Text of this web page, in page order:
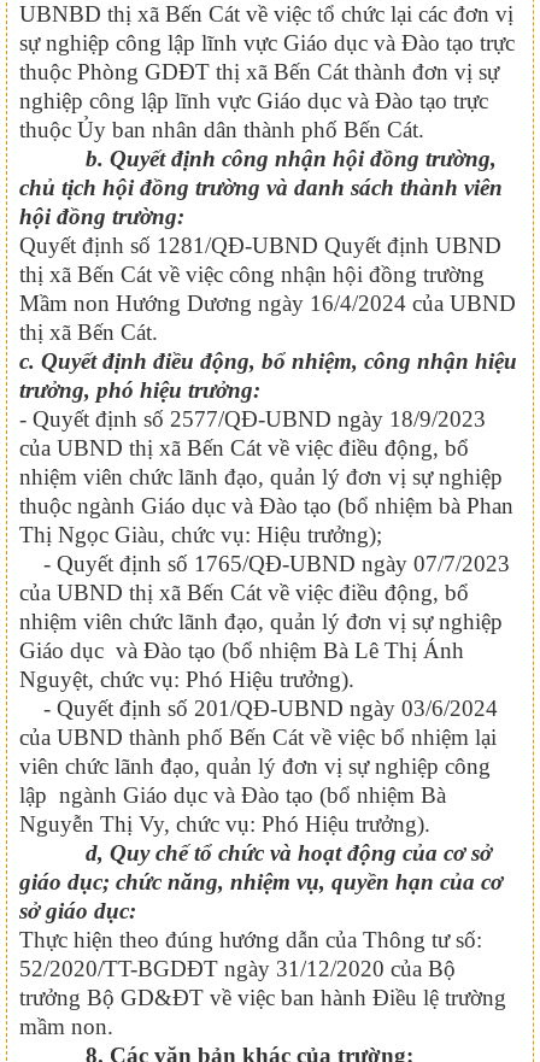
UBNBD thị xã Bến Cát về việc tổ chức lại các đơn vị
sự nghiệp công lập lĩnh vực Giáo dục và Đào tạo trực
thuộc Phòng GDĐT thị xã Bến Cát thành đơn vị sự
nghiệp công lập lĩnh vực Giáo dục và Đào tạo trực
thuộc Ủy ban nhân dân thành phố Bến Cát.
b. Quyết định công nhận hội đồng trường,
chủ tịch hội đồng trường và danh sách thành viên
hội đồng trường:
Quyết định số 1281/QĐ-UBND Quyết định UBND
thị xã Bến Cát về việc công nhận hội đồng trường
Mầm non Hướng Dương ngày 16/4/2024 của UBND
thị xã Bến Cát.
c. Quyết định điều động, bổ nhiệm, công nhận hiệu
trưởng, phó hiệu trưởng:
- Quyết định số 2577/QĐ-UBND ngày 18/9/2023
của UBND thị xã Bến Cát về việc điều động, bổ
nhiệm viên chức lãnh đạo, quản lý đơn vị sự nghiệp
thuộc ngành Giáo dục và Đào tạo (bổ nhiệm bà Phan
Thị Ngọc Giàu, chức vụ: Hiệu trưởng);
- Quyết định số 1765/QĐ-UBND ngày 07/7/2023
của UBND thị xã Bến Cát về việc điều động, bổ
nhiệm viên chức lãnh đạo, quản lý đơn vị sự nghiệp
Giáo dục và Đào tạo (bổ nhiệm Bà Lê Thị Ánh
Nguyệt, chức vụ: Phó Hiệu trưởng).
- Quyết định số 201/QĐ-UBND ngày 03/6/2024
của UBND thành phố Bến Cát về việc bổ nhiệm lại
viên chức lãnh đạo, quản lý đơn vị sự nghiệp công
lập ngành Giáo dục và Đào tạo (bổ nhiệm Bà
Nguyễn Thị Vy, chức vụ: Phó Hiệu trưởng).
d, Quy chế tổ chức và hoạt động của cơ sở
giáo dục; chức năng, nhiệm vụ, quyền hạn của cơ
sở giáo dục:
Thực hiện theo đúng hướng dẫn của Thông tư số:
52/2020/TT-BGDĐT ngày 31/12/2020 của Bộ
trưởng Bộ GD&ĐT về việc ban hành Điều lệ trường
mầm non.
8. Các văn bản khác của trường: